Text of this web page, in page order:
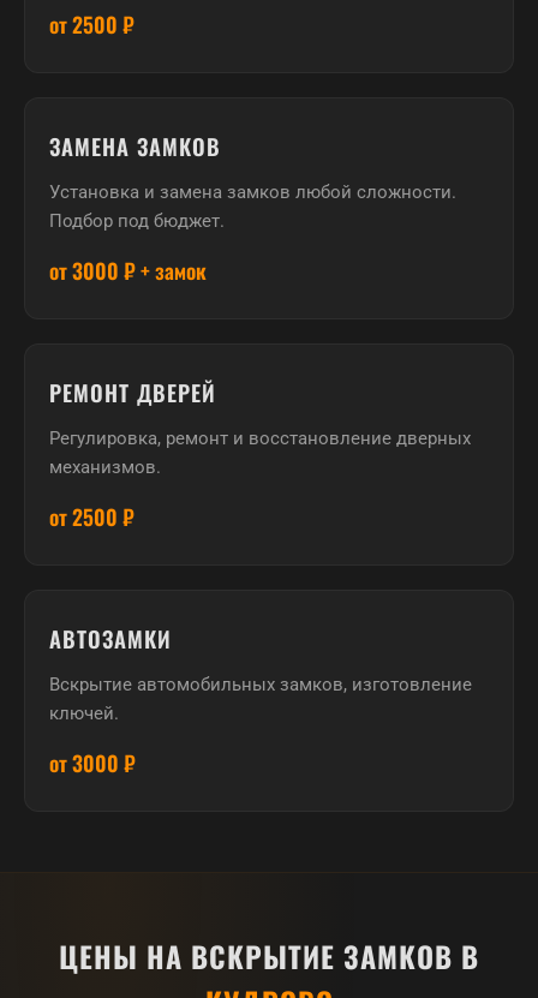
от 2500 ₽
ЗАМЕНА ЗАМКОВ
Установка и замена замков любой сложности.
Подбор под бюджет.
от 3000 ₽ + замок
РЕМОНТ ДВЕРЕЙ
Регулировка, ремонт и восстановление дверных
механизмов.
от 2500 ₽
АВТОЗАМКИ
Вскрытие автомобильных замков, изготовление
ключей.
от 3000 ₽
ЦЕНЫ НА ВСКРЫТИЕ ЗАМКОВ В